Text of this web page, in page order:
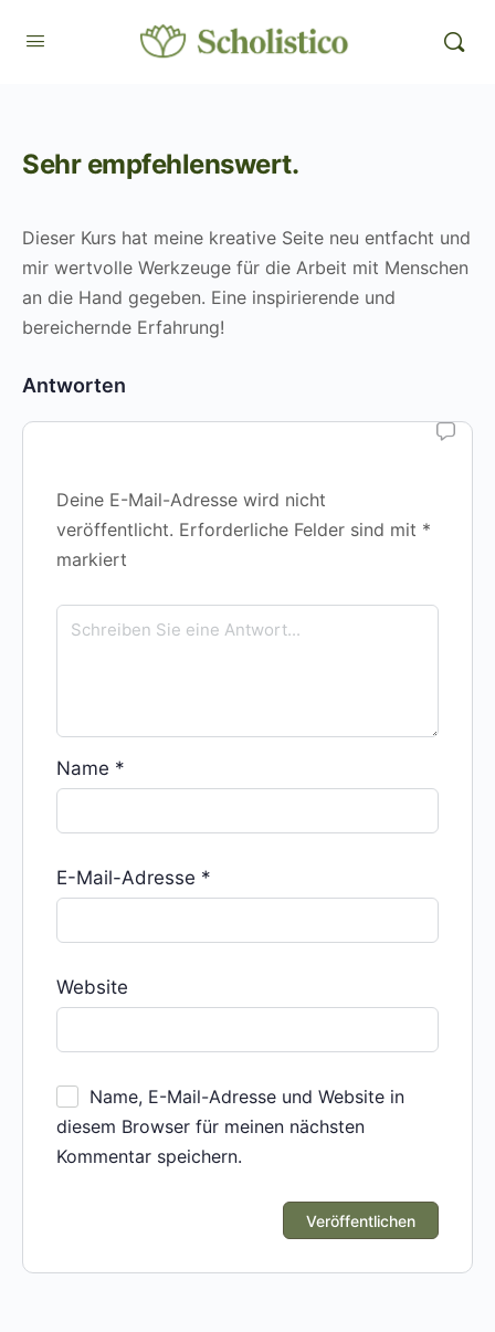
Sehr empfehlenswert.
Dieser Kurs hat meine kreative Seite neu entfacht und
mir wertvolle Werkzeuge für die Arbeit mit Menschen
an die Hand gegeben. Eine inspirierende und
bereichernde Erfahrung!
Antworten
Deine E-Mail-Adresse wird nicht
veröffentlicht. Erforderliche Felder sind mit *
markiert
Name *
E-Mail-Adresse *
Website
Name, E-Mail-Adresse und Website in
diesem Browser für meinen nächsten
Kommentar speichern.